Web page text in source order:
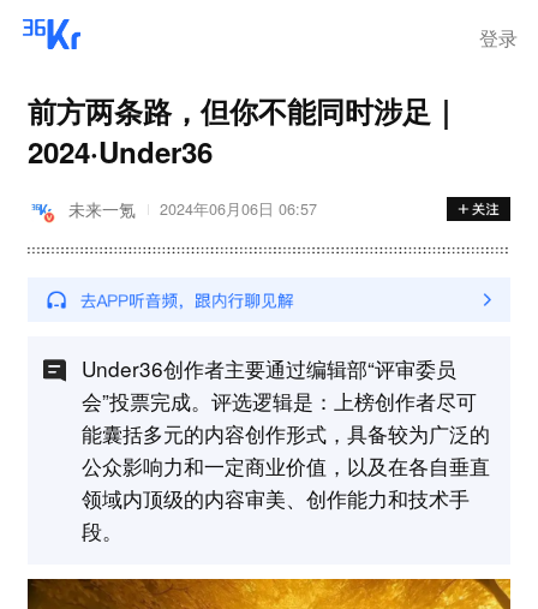
登录
前方两条路，但你不能同时涉足｜
2024·Under36
未来一氪 2024年06月06日 06:57
Under36创作者主要通过编辑部“评审委员
会”投票完成。评选逻辑是：上榜创作者尽可
能囊括多元的内容创作形式，具备较为广泛的
公众影响力和一定商业价值，以及在各自垂直
领域内顶级的内容审美、创作能力和技术手
段。